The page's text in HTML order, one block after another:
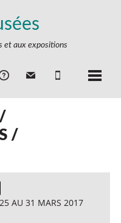
et aux expositions
/
AU 31 MARS 2017